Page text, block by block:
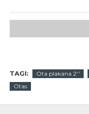
TAGI: Ota plakana 2''
Otas